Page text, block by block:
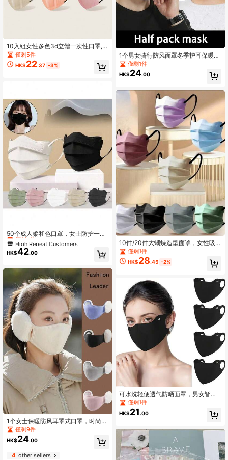
10入組女性多色3d立體一次性口罩,3
層保護,輕盈透氣,防曬,夏季必備
僅剩5件
HK$22.37 -3%
50个成人柔和色口罩，女士防护一次
性三层口罩，蝴蝶图案
僅剩2件
High Repeat Customers
僅剩2件
High Repeat Customers
僅剩2件
僅剩2件
HK$42.00
1个女士保暖防风耳罩式口罩，时尚户
外骑行口罩，适合秋冬季节
僅剩9件
HK$24.00
4other sellers
1个男女骑行防风面罩冬季护耳保暖神
器冬季口罩耳包防冻耳罩
僅剩1件
HK$24.00
10件/20件大蝴蝶造型面罩，女性吸
睛波浪雲V型臉部修容小面罩
僅剩1件
HK$28.45 -2%
可水洗轻便透气防晒面罩，男女皆
宜，适合运动、园艺等场合。
僅剩1件
HK$21.00